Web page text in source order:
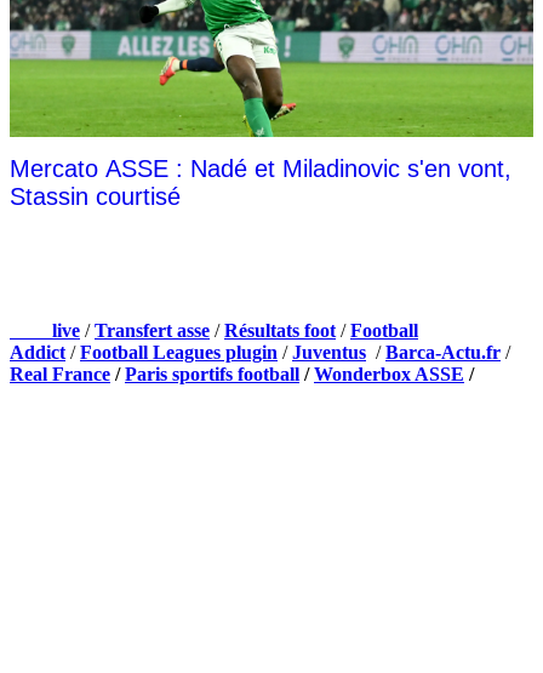
Mercato ASSE : Nadé et Miladinovic s'en vont,
Stassin courtisé
live /Transfert asse /Résultats foot /Football
Addict /Football Leagues plugin /Juventus /Barca-Actu.fr /
Real France /Paris sportifs football /Wonderbox ASSE /